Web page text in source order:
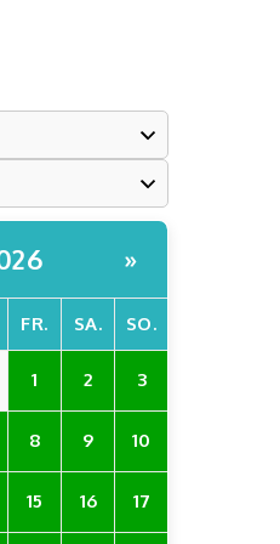
»
FR. SA. SO.
1 2 3
8 9 10
15 16 17